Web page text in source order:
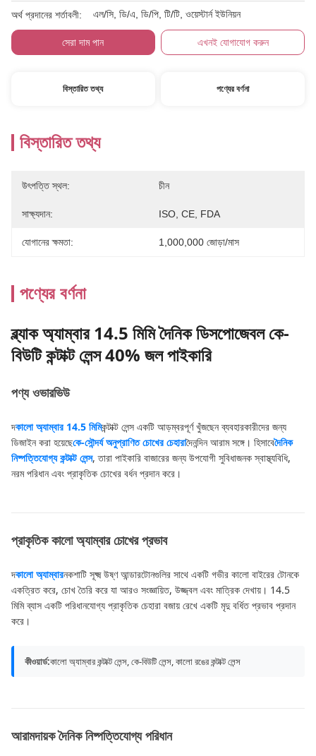
অর্থ প্রদানের শর্তাবলী: এল/সি, ডি/এ, ডি/পি, টি/টি, ওয়েস্টার্ন ইউনিয়ন
সেরা দাম পান এখনই যোগাযোগ করুন
বিস্তারিত তথ্য পণ্যের বর্ণনা
বিস্তারিত তথ্য
উৎপত্তি স্থল: চীন
সাক্ষ্যদান: ISO, CE, FDA
যোগানের ক্ষমতা: 1,000,000 জোড়া/মাস
পণ্যের বর্ণনা
ব্ল্যাক অ্যাম্বার 14.5 মিমি দৈনিক ডিসপোজেবল কে-
বিউটি কন্টাক্ট লেন্স 40% জল পাইকারি
পণ্য ওভারভিউ
দকালো অ্যাম্বার 14.5 মিমিকন্টাক্ট লেন্স একটি আড়ম্বরপূর্ণ খুঁজছেন ব্যবহারকারীদের জন্য
ডিজাইন করা হয়েছেকে-সৌন্দর্য অনুপ্রাণিত চোখের চেহারাদৈনন্দিন আরাম সঙ্গে। হিসাবেদৈনিক
নিষ্পত্তিযোগ্য কন্টাক্ট লেন্স, তারা পাইকারি বাজারের জন্য উপযোগী সুবিধাজনক স্বাস্থ্যবিধি,
নরম পরিধান এবং প্রাকৃতিক চোখের বর্ধন প্রদান করে।
প্রাকৃতিক কালো অ্যাম্বার চোখের প্রভাব
দকালো অ্যাম্বারনকশাটি সূক্ষ্ম উষ্ণ আন্ডারটোনগুলির সাথে একটি গভীর কালো বাইরের টোনকে
একত্রিত করে, চোখ তৈরি করে যা আরও সংজ্ঞায়িত, উজ্জ্বল এবং মাত্রিক দেখায়। 14.5
মিমি ব্যাস একটি পরিধানযোগ্য প্রাকৃতিক চেহারা বজায় রেখে একটি মৃদু বর্ধিত প্রভাব প্রদান
করে।
কীওয়ার্ড:কালো অ্যাম্বার কন্টাক্ট লেন্স, কে-বিউটি লেন্স, কালো রঙের কন্টাক্ট লেন্স
আরামদায়ক দৈনিক নিষ্পত্তিযোগ্য পরিধান